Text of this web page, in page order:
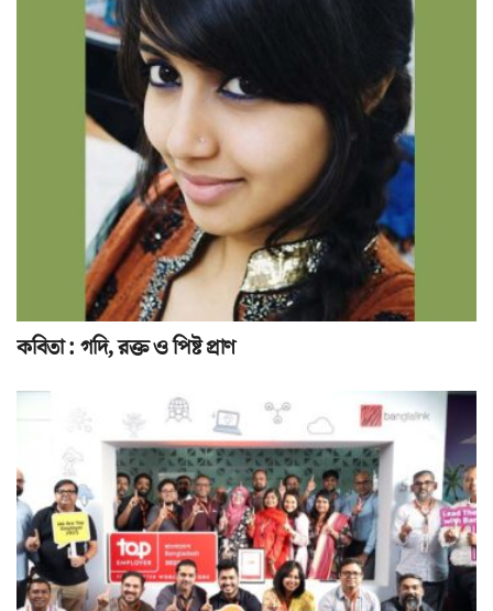
কবিতা : গদি, রক্ত ও পিষ্ট প্রাণ